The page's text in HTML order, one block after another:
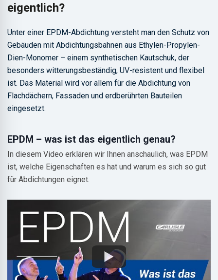
eigentlich?
Unter einer EPDM-Abdichtung versteht man den Schutz von
Gebäuden mit Abdichtungsbahnen aus Ethylen-Propylen-
Dien-Monomer – einem synthetischen Kautschuk, der
besonders witterungsbeständig, UV-resistent und flexibel
ist. Das Material wird vor allem für die Abdichtung von
Flachdächern, Fassaden und erdberührten Bauteilen
eingesetzt.
EPDM – was ist das eigentlich genau?
In diesem Video erklären wir Ihnen anschaulich, was EPDM
ist, welche Eigenschaften es hat und warum es sich so gut
für Abdichtungen eignet.